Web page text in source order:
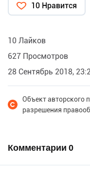
10 Нравится
10 Лайков
627 Просмотров
28 Сентябрь 2018,
Объект авторского
разрешения
Комментарии 0